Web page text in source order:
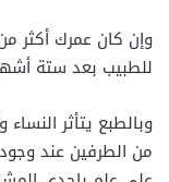
وإن كان عمرك أكثر
للطبيب بعد ستة
وبالطبع يتأثر
من الطرفين عند